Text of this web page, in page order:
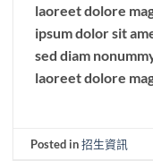
laoreet dolore
ipsum dolor sit
sed diam
laoreet dolore
Posted in招生資訊